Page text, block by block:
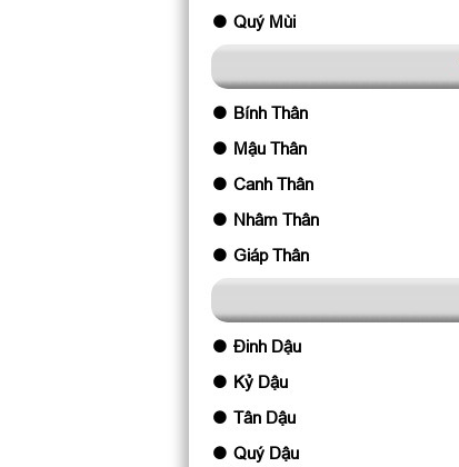
Quý Mùi
Bính Thân
Mậu Thân
Canh Thân
Nhâm Thân
Giáp Thân
Đinh Dậu
Kỷ Dậu
Tân Dậu
Quý Dậu